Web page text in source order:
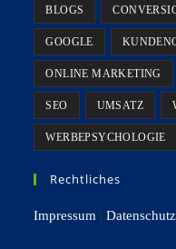
BLOGS
GOOGLE
ONLINE MARKETING
SEO UMSATZ
WERBEPSYCHOLOGIE
Rechtliches
Impressum |